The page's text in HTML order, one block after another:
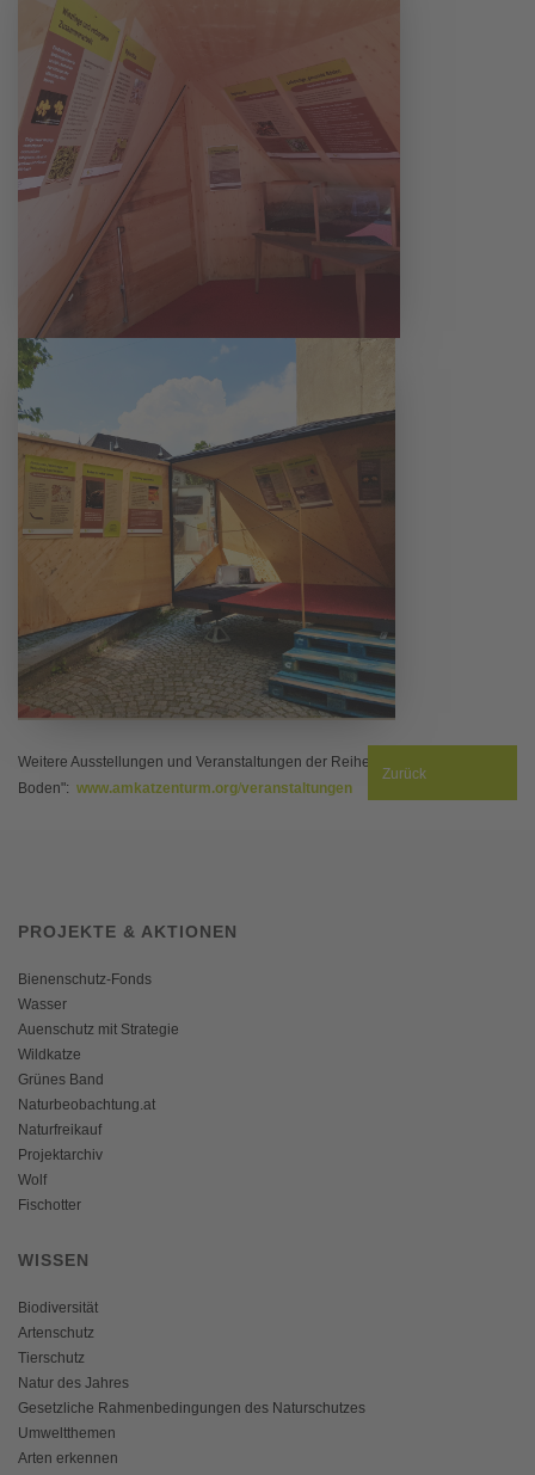
Weitere Ausstellungen und Veranstaltungen der Reihe "Ein Jahr für unseren
Boden": www.amkatzenturm.org/veranstaltungen
Zurück
PROJEKTE & AKTIONEN
Bienenschutz-Fonds
Wasser
Auenschutz mit Strategie
Wildkatze
Grünes Band
Naturbeobachtung.at
Naturfreikauf
Projektarchiv
Wolf
Fischotter
WISSEN
Biodiversität
Artenschutz
Tierschutz
Natur des Jahres
Gesetzliche Rahmenbedingungen des Naturschutzes
Umweltthemen
Arten erkennen